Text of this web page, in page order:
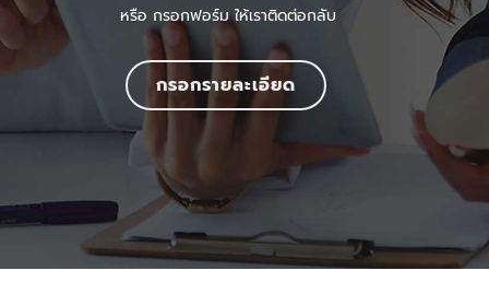
หรือ กรอกฟอร์ม ให้เราติดต่อกลับ
กรอกรายละเอียด